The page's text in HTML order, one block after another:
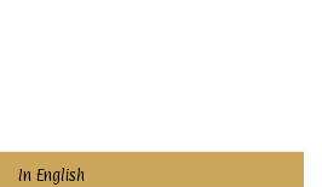
In English